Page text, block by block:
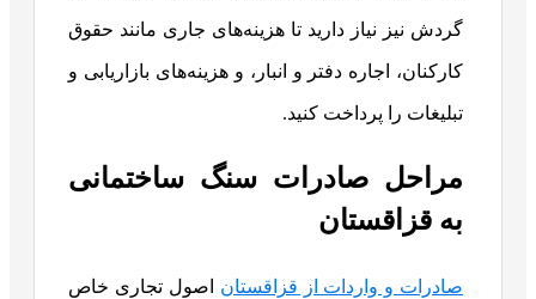
گردش نیز نیاز دارید تا هزینه‌های جاری مانند حقوق
کارکنان، اجاره دفتر و انبار، و هزینه‌های بازاریابی و
تبلیغات را پرداخت کنید.
مراحل صادرات سنگ ساختمانی
به قزاقستان
صادرات و واردات از قزاقستان اصول تجاری خاص